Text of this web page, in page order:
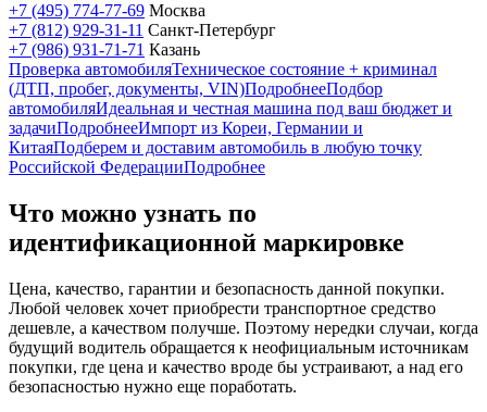
+7 (495) 774-77-69 Москва
+7 (812) 929-31-11 Санкт-Петербург
+7 (986) 931-71-71 Казань
Проверка автомобиляТехническое состояние + криминал
(ДТП, пробег, документы, VIN)ПодробнееПодбор
автомобиляИдеальная и честная машина под ваш бюджет и
задачиПодробнееИмпорт из Кореи, Германии и
КитаяПодберем и доставим автомобиль в любую точку
Российской ФедерацииПодробнее
Что можно узнать по
идентификационной маркировке
Цена, качество, гарантии и безопасность данной покупки.
Любой человек хочет приобрести транспортное средство
дешевле, а качеством получше. Поэтому нередки случаи, когда
будущий водитель обращается к неофициальным источникам
покупки, где цена и качество вроде бы устраивают, а над его
безопасностью нужно еще поработать.